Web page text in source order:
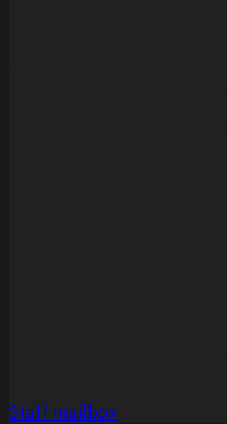
Staff mailbox